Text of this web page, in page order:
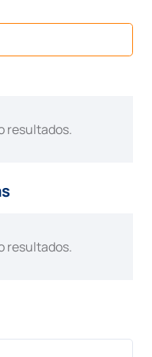
resultados.
resultados.